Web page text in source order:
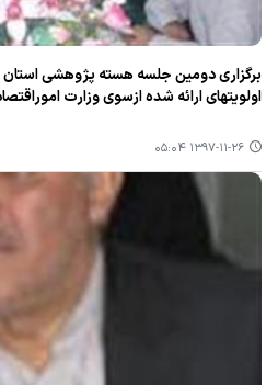
برگزاری دومین جلسه هسته پژوهشی استان
اولویتهای ارائه شده ازسوی وزارت
۱۳۹۷-۱۱-۲۶ ۰۵:۰۴